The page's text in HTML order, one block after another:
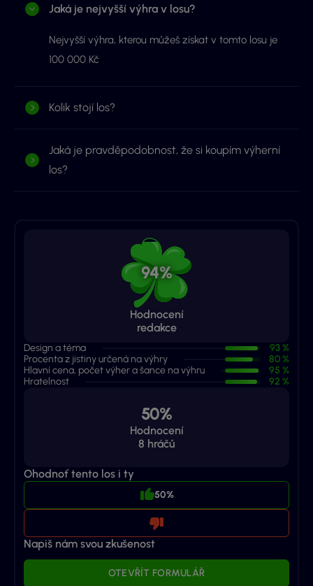
Jaká je nejvyšší výhra v losu?
Nejvyšší výhra, kterou můžeš získat v tomto losu je
100 000 Kč
Kolik stojí los?
Jaká je pravděpodobnost, že si koupím výherní
los?
94%
Hodnocení
redakce
Design a téma
93 %
Procenta z jistiny určená na výhry
80 %
Hlavní cena, počet výher a šance na výhru
95 %
Hratelnost
92 %
50%
Hodnocení
8 hráčů
Ohodnoť tento los i ty
50%
Napiš nám svou zkušenost
OTEVŘÍT FORMULÁŘ